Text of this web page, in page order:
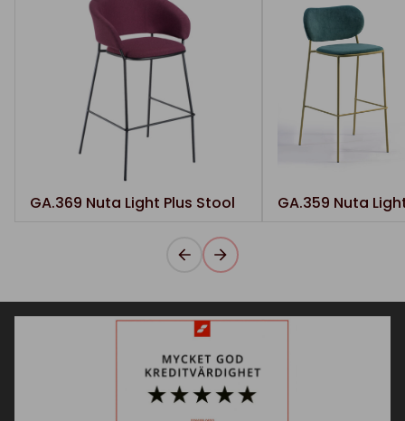
GA.369 Nuta Light Plus Stool GA.359 Nuta